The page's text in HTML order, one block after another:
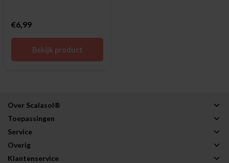
€6,99
Bekijk product
Over Scalasol®
Toepassingen
Service
Overig
Klantenservice